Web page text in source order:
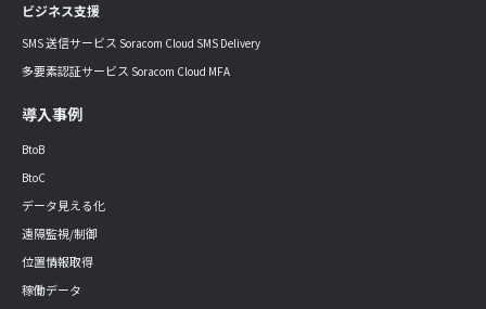
ビジネス支援
SMS 送信サービス Soracom Cloud SMS Delivery
多要素認証サービス Soracom Cloud MFA
導入事例
BtoB
BtoC
データ見える化
遠隔監視/制御
位置情報取得
稼働データ